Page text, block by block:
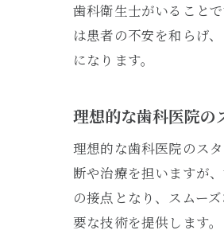
歯科衛生士がいること
は患者の不安を和らげ
になります。
理想的な歯科医院の
理想的な歯科医院のス
断や治療を担いますが
の接点となり、スムー
要な技術を提供します